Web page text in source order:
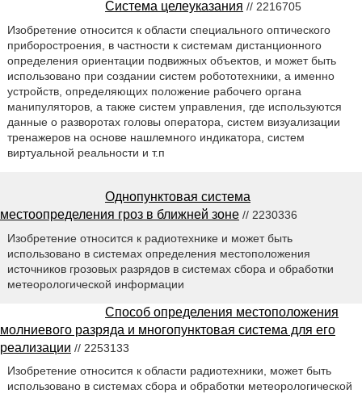
Система целеуказания // 2216705
Изобретение относится к области специального оптического
приборостроения, в частности к системам дистанционного
определения ориентации подвижных объектов, и может быть
использовано при создании систем робототехники, а именно
устройств, определяющих положение рабочего органа
манипуляторов, а также систем управления, где используются
данные о разворотах головы оператора, систем визуализации
тренажеров на основе нашлемного индикатора, систем
виртуальной реальности и т.п
Однопунктовая система
местоопределения гроз в ближней зоне // 2230336
Изобретение относится к радиотехнике и может быть
использовано в системах определения местоположения
источников грозовых разрядов в системах сбора и обработки
метеорологической информации
Способ определения местоположения
молниевого разряда и многопунктовая система для его
реализации // 2253133
Изобретение относится к области радиотехники, может быть
использовано в системах сбора и обработки метеорологической